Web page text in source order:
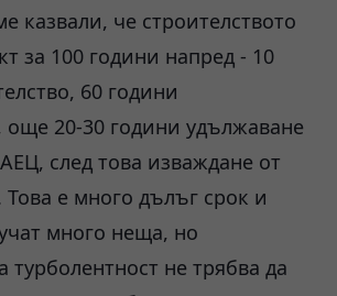
казвали, че строителството
за 100 години напред - 10
60 години
още 20-30 години удължаване
след това изваждане от
Това е много дълъг срок и
много неща, но
турболентност не трябва да